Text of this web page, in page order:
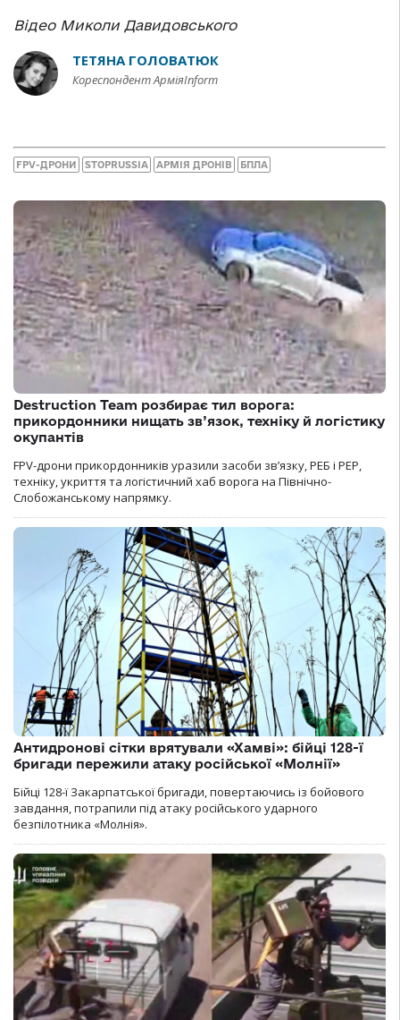
Відео Миколи Давидовського
ТЕТЯНА ГОЛОВАТЮК
Кореспондент АрміяInform
FPV-ДРОНИ STOPRUSSIA АРМІЯ ДРОНІВ БПЛА
Destruction Team розбирає тил ворога:
прикордонники нищать зв’язок, техніку й логістику
окупантів
FPV-дрони прикордонників уразили засоби зв’язку, РЕБ і РЕР,
техніку, укриття та логістичний хаб ворога на Північно-
Слобожанському напрямку.
Антидронові сітки врятували «Хамві»: бійці 128-ї
бригади пережили атаку російської «Молнії»
Бійці 128-ї Закарпатської бригади, повертаючись із бойового
завдання, потрапили під атаку російського ударного
безпілотника «Молнія».